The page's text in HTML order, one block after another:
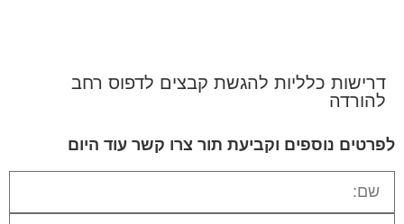
דרישות כלליות להגשת קבצים לדפוס רחב
להורדה
לפרטים נוספים וקביעת תור צרו קשר עוד היום